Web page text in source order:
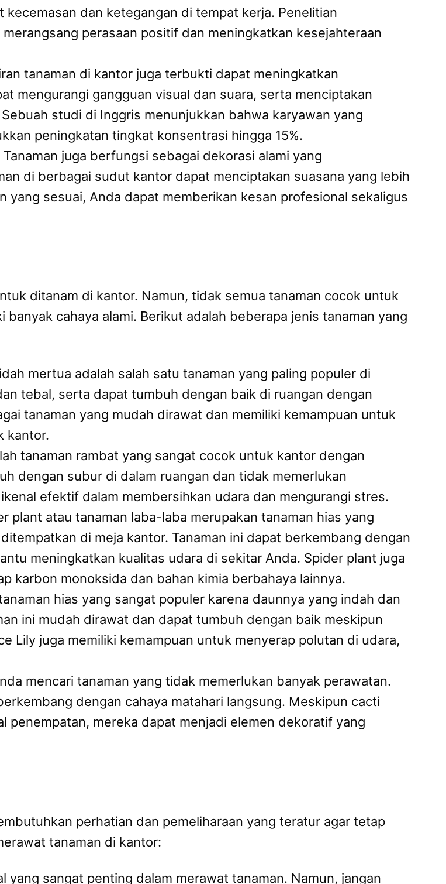
dan ketegangan di tempat kerja. Penelitian
perasaan positif dan meningkatkan kesejahteraan
tanaman di kantor juga terbukti dapat meningkatkan
mengurangi gangguan visual dan suara, serta menciptakan
studi di Inggris menunjukkan bahwa karyawan yang
peningkatan tingkat konsentrasi hingga 15%.
Tanaman juga berfungsi sebagai dekorasi alami yang
di berbagai sudut kantor dapat menciptakan suasana yang lebih
yang sesuai, Anda dapat memberikan kesan profesional sekaligus
ditanam di kantor. Namun, tidak semua tanaman cocok untuk
cahaya alami. Berikut adalah beberapa jenis tanaman yang
mertua adalah salah satu tanaman yang paling populer di
tebal, serta dapat tumbuh dengan baik di ruangan dengan
tanaman yang mudah dirawat dan memiliki kemampuan untuk
kantor.
tanaman rambat yang sangat cocok untuk kantor dengan
dengan subur di dalam ruangan dan tidak memerlukan
efektif dalam membersihkan udara dan mengurangi stres.
plant atau tanaman laba-laba merupakan tanaman hias yang
di meja kantor. Tanaman ini dapat berkembang dengan
meningkatkan kualitas udara di sekitar Anda. Spider plant juga
karbon monoksida dan bahan kimia berbahaya lainnya.
hias yang sangat populer karena daunnya yang indah dan
ini mudah dirawat dan dapat tumbuh dengan baik meskipun
Lily juga memiliki kemampuan untuk menyerap polutan di udara,
mencari tanaman yang tidak memerlukan banyak perawatan.
dengan cahaya matahari langsung. Meskipun cacti
penempatan, mereka dapat menjadi elemen dekoratif yang
perhatian dan pemeliharaan yang teratur agar tetap
tanaman di kantor:
yang sangat penting dalam merawat tanaman. Namun, jangan